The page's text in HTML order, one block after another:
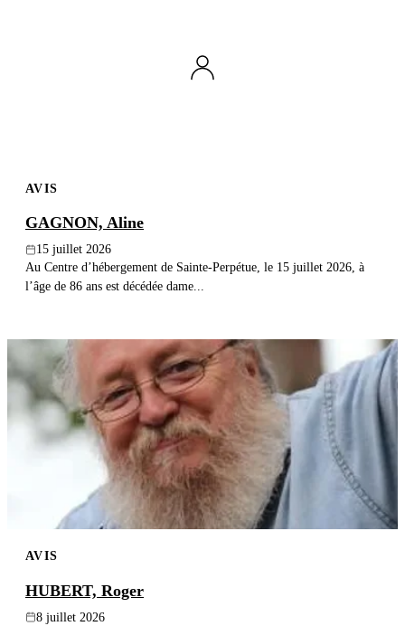
Publier un avis
AVIS
GAGNON, Aline
15 juillet 2026
Au Centre d’hébergement de Sainte-Perpétue, le 15 juillet 2026, à
l’âge de 86 ans est décédée dame...
AVIS
HUBERT, Roger
8 juillet 2026